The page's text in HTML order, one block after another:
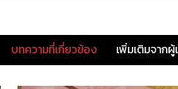
บทความที่เกี่ยวข้อง เพิ่มเติมจากผู้